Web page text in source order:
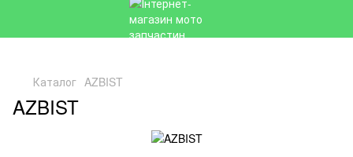
Каталог AZBIST
AZBIST